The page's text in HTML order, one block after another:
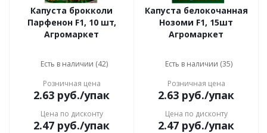
Капуста брокколи
Парфенон F1, 10 шт,
Агромаркет
Есть в наличии (42)
Розничная цена
2.63 руб./упак
Цена по дисконту
2.47 руб./упак
Капуста белокочанная
Нозоми F1, 15шт
Агромаркет
Есть в наличии (35)
Розничная цена
2.63 руб./упак
Цена по дисконту
2.47 руб./упак